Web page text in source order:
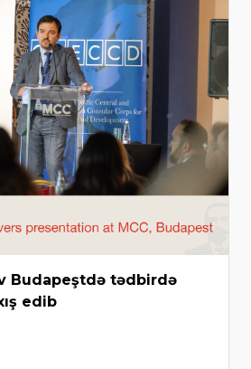
Budapeştdə tədbirdə
edib